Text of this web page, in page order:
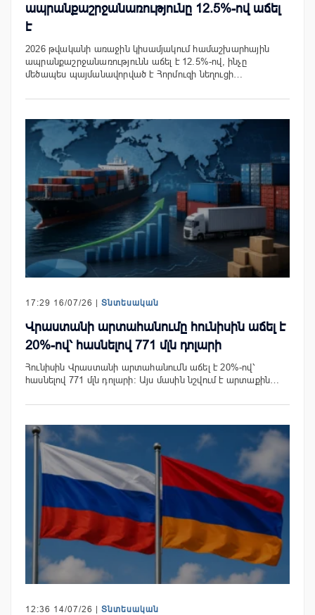
ապրանքաշրջանառությունը 12.5%-ով աճել
է
2026 թվականի առաջին կիսամյակում համաշխարհային
ապրանքաշրջանառությունն աճել է 12.5%-ով, ինչը
մեծապես պայմանավորված է Հորմուզի նեղուցի…
17:29 16/07/26 | Տնտեսական
Վրաստանի արտահանումը հունիսին աճել է
20%-ով՝ հասնելով 771 մլն դոլարի
Հունիսին Վրաստանի արտահանումն աճել է 20%-ով՝
հասնելով 771 մլն դոլարի։ Այս մասին նշվում է արտաքին…
12:36 14/07/26 | Տնտեսական